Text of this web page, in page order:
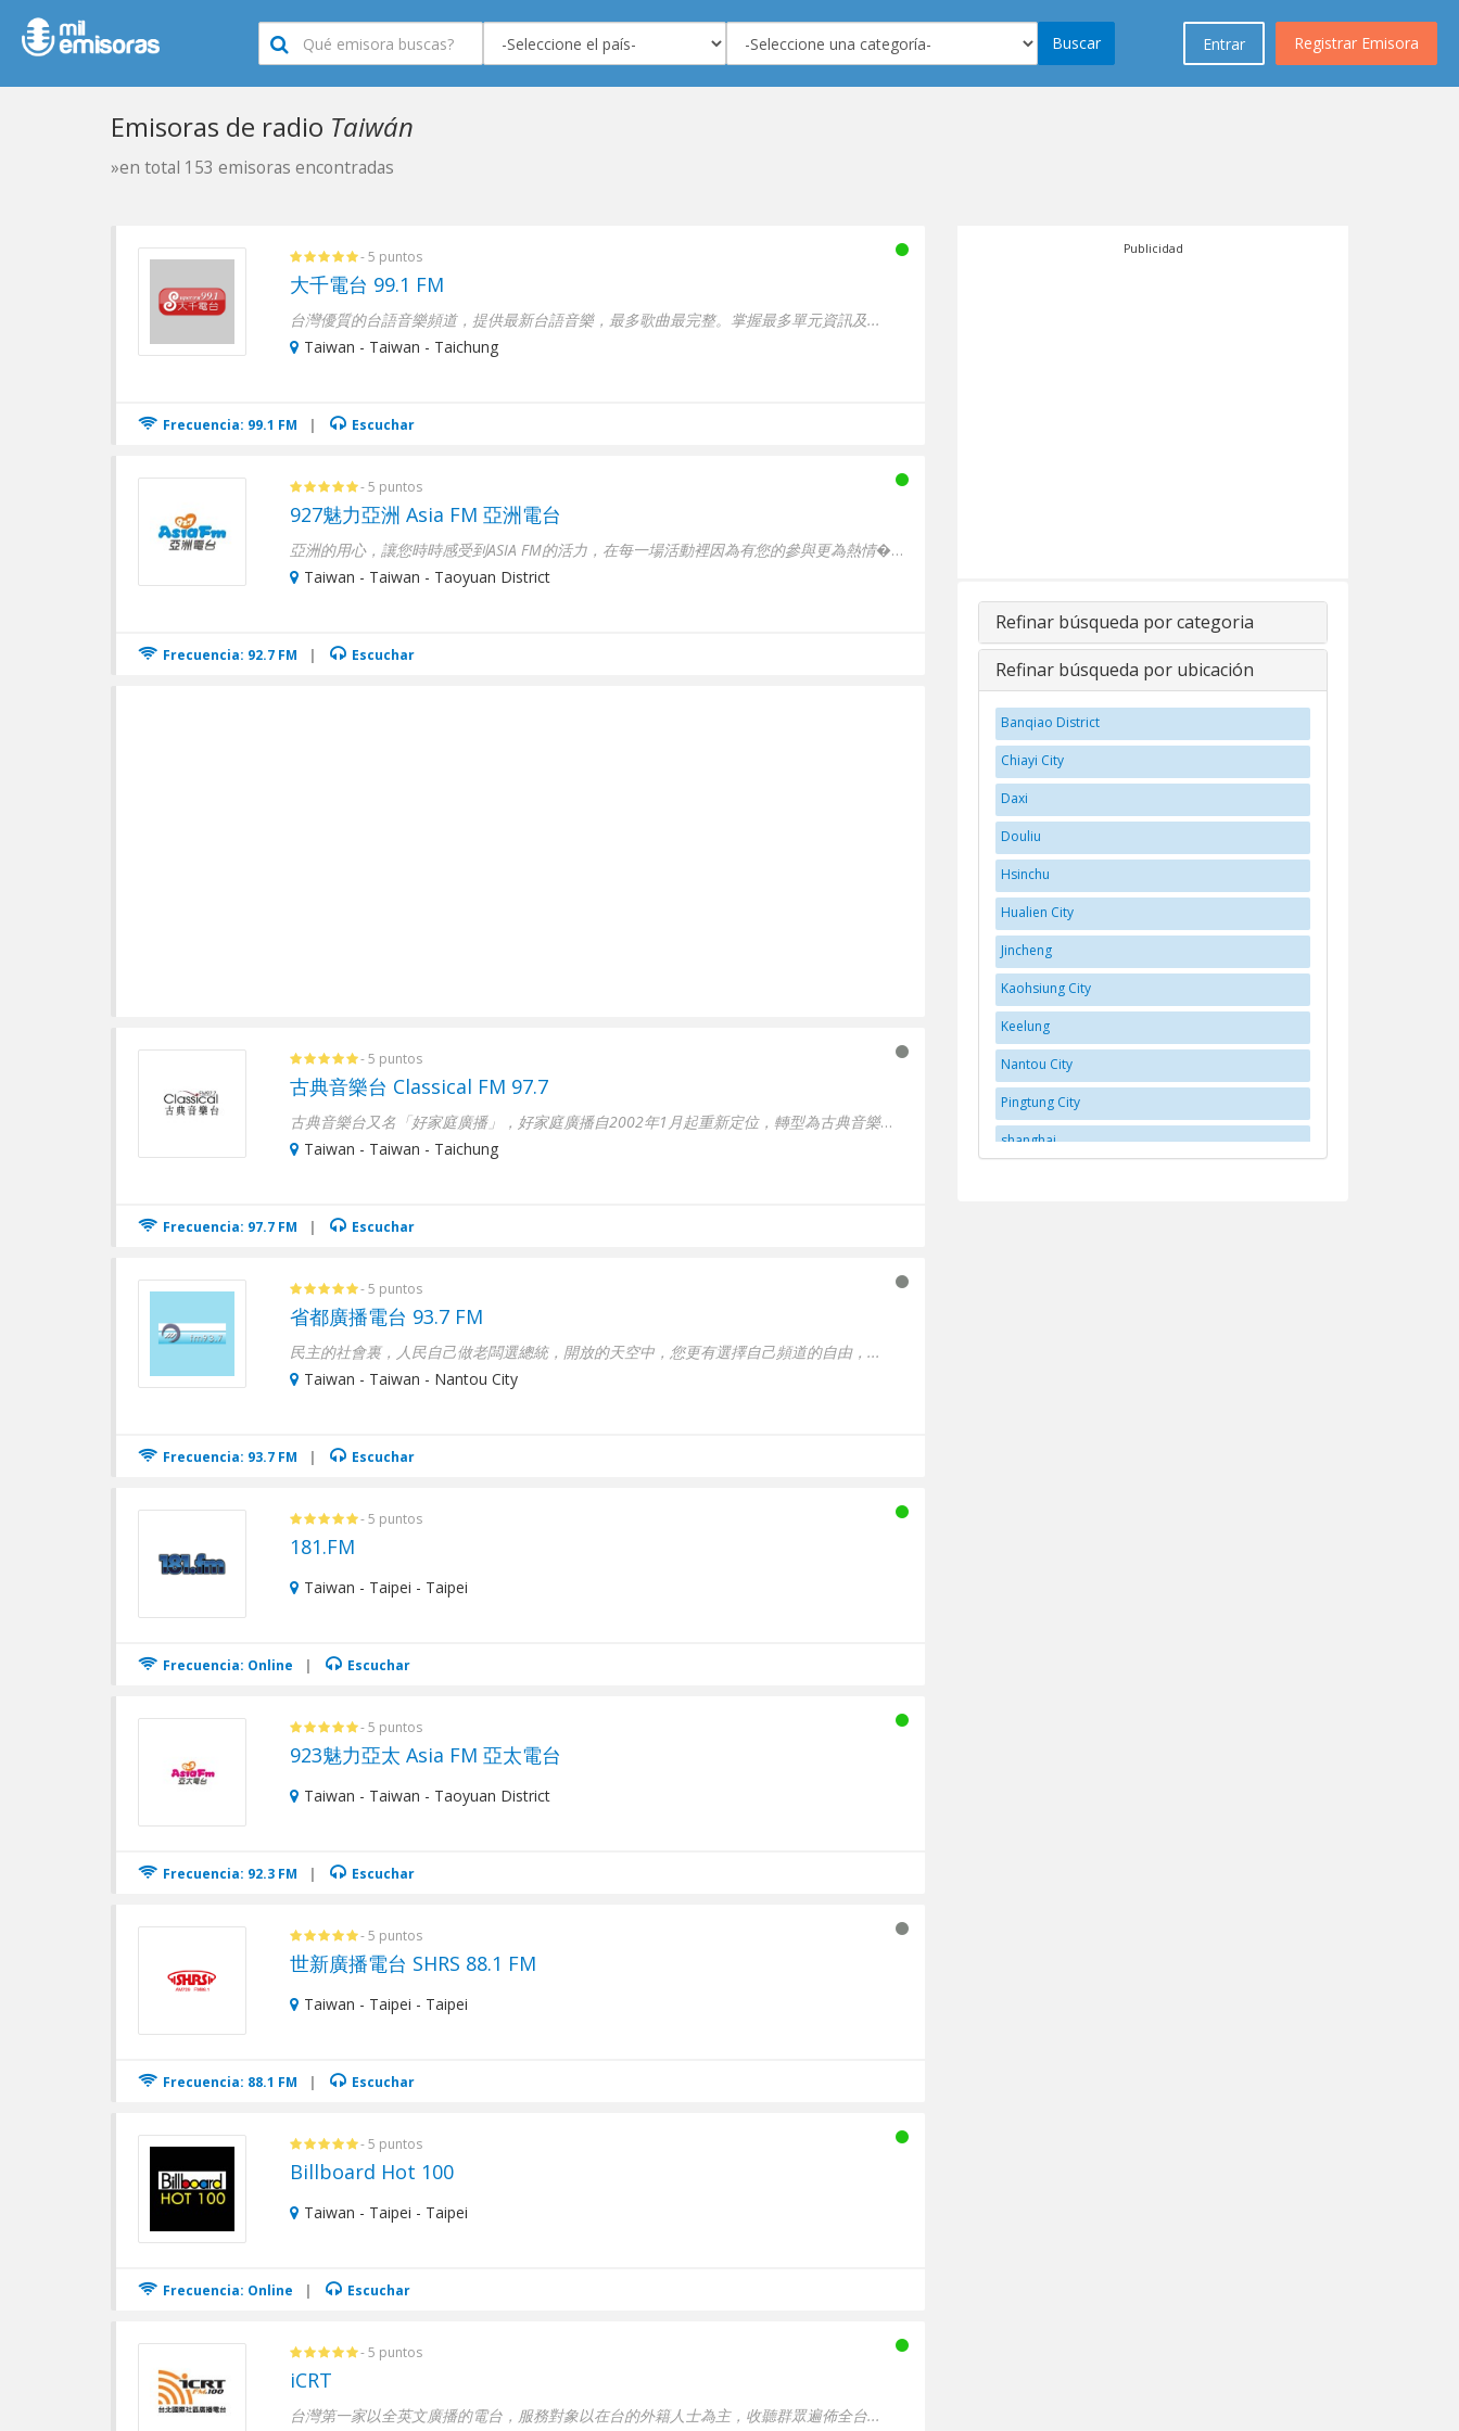
Registrar Emisora
Entrar
Buscar
Emisoras de radio Taiwán
»en total 153 emisoras encontradas
- 5 puntos
大千電台 99.1 FM
台灣優質的台語音樂頻道，提供最新台語音樂，最多歌曲最完整。掌握最多單元資訊及...
Taiwan - Taiwan - Taichung
Frecuencia: 99.1 FM | Escuchar
- 5 puntos
927魅力亞洲 Asia FM 亞洲電台
亞洲的用心，讓您時時感受到ASIA FM的活力，在每一場活動裡因為有您的參與更為熱情�...
Taiwan - Taiwan - Taoyuan District
Frecuencia: 92.7 FM | Escuchar
- 5 puntos
古典音樂台 Classical FM 97.7
古典音樂台又名「好家庭廣播」，好家庭廣播自2002年1月起重新定位，轉型為古典音樂�...
Taiwan - Taiwan - Taichung
Frecuencia: 97.7 FM | Escuchar
- 5 puntos
省都廣播電台 93.7 FM
民主的社會裏，人民自己做老闆選總統，開放的天空中，您更有選擇自己頻道的自由，...
Taiwan - Taiwan - Nantou City
Frecuencia: 93.7 FM | Escuchar
- 5 puntos
181.FM
Taiwan - Taipei - Taipei
Frecuencia: Online | Escuchar
- 5 puntos
923魅力亞太 Asia FM 亞太電台
Taiwan - Taiwan - Taoyuan District
Frecuencia: 92.3 FM | Escuchar
- 5 puntos
世新廣播電台 SHRS 88.1 FM
Taiwan - Taipei - Taipei
Frecuencia: 88.1 FM | Escuchar
- 5 puntos
Billboard Hot 100
Taiwan - Taipei - Taipei
Frecuencia: Online | Escuchar
- 5 puntos
iCRT
台灣第一家以全英文廣播的電台，服務對象以在台的外籍人士為主，收聽群眾遍佈全台...
Publicidad
Refinar búsqueda por categoria
Refinar búsqueda por ubicación
Banqiao District
Chiayi City
Daxi
Douliu
Hsinchu
Hualien City
Jincheng
Kaohsiung City
Keelung
Nantou City
Pingtung City
shanghai